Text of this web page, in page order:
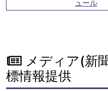
ュール
メディア(新
標情報提供